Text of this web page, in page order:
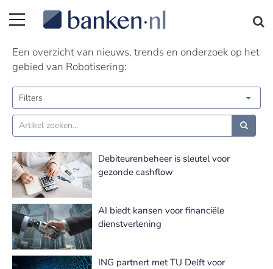
Robotisering nieuws
Een overzicht van nieuws, trends en onderzoek op het
gebied van Robotisering:
Filters
Debiteurenbeheer is sleutel voor
gezonde cashflow
AI biedt kansen voor financiële
dienstverlening
ING partnert met TU Delft voor